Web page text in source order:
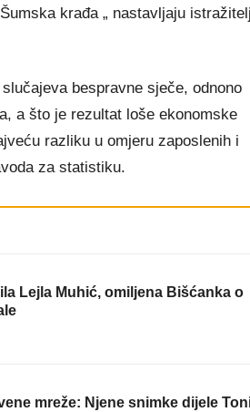
krađa „ nastavljaju
bespravne sječe, odnono
a što je rezultat loše ekonomske
razliku u omjeru zaposlenih i
za statistiku.
Lejla Muhić, omiljena Bišćanka o
mreže: Njene snimke dijele